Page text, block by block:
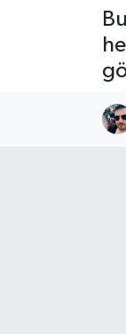
Tüm
Son
Haber